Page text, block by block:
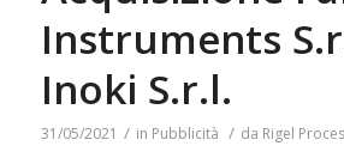
Instruments
Inoki S.r.l.
31/05/2021 / in Pubblicità / da Rigel